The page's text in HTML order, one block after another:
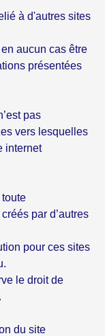
à d'autres sites
aucun cas être
présentées
pas
vers lesquelles
internet
par d’autres
pour ces sites
le droit de
du site